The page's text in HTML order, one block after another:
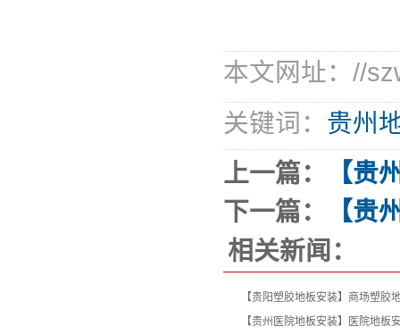
本文网址：//
关键词： 贵州
上一篇：
【贵
下一篇：
【贵
相关新闻：
【贵阳塑胶地板安装】商场塑胶
【贵州医院地板安装】医院地板